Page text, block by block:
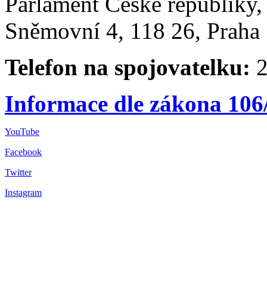
Sněmovní 4, 118 26,
Telefon na spojovatelku:
Informace dle zákona
YouTube
Facebook
Twitter
Instagram